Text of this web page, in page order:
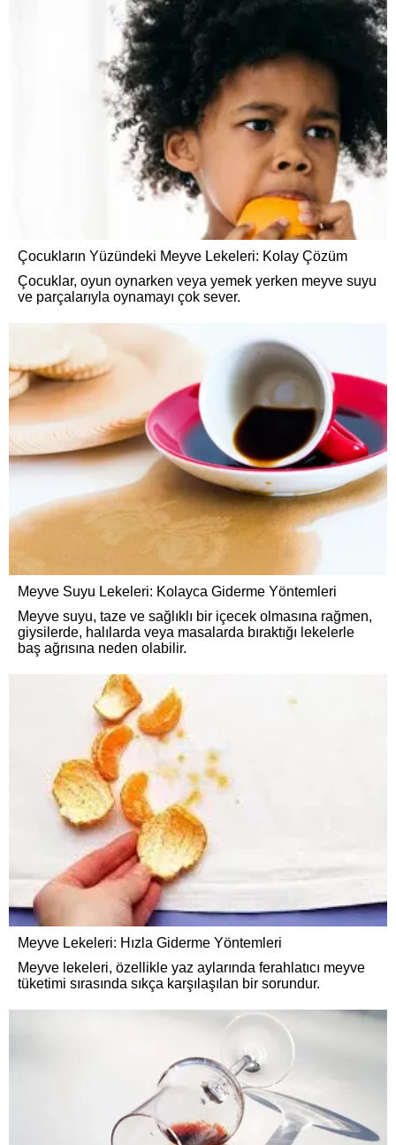
Çocukların Yüzündeki Meyve Lekeleri: Kolay Çözüm
Çocuklar, oyun oynarken veya yemek yerken meyve suyu
ve parçalarıyla oynamayı çok sever.
Meyve Suyu Lekeleri: Kolayca Giderme Yöntemleri
Meyve suyu, taze ve sağlıklı bir içecek olmasına rağmen,
giysilerde, halılarda veya masalarda bıraktığı lekelerle
baş ağrısına neden olabilir.
Meyve Lekeleri: Hızla Giderme Yöntemleri
Meyve lekeleri, özellikle yaz aylarında ferahlatıcı meyve
tüketimi sırasında sıkça karşılaşılan bir sorundur.